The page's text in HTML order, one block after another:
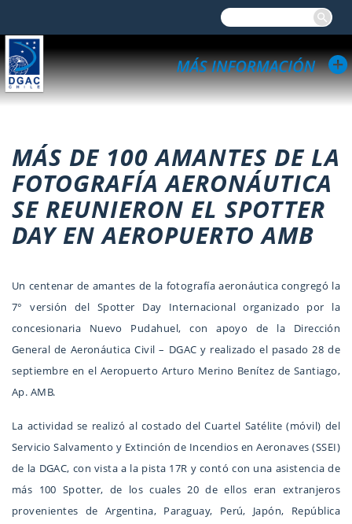
MÁS DE 100 AMANTES DE LA
FOTOGRAFÍA AERONÁUTICA
SE REUNIERON EL SPOTTER
DAY EN AEROPUERTO AMB
Un centenar de amantes de la fotografía aeronáutica congregó la
7° versión del Spotter Day Internacional organizado por la
concesionaria Nuevo Pudahuel, con apoyo de la Dirección
General de Aeronáutica Civil – DGAC y realizado el pasado 28 de
septiembre en el Aeropuerto Arturo Merino Benítez de Santiago,
Ap. AMB.
La actividad se realizó al costado del Cuartel Satélite (móvil) del
Servicio Salvamento y Extinción de Incendios en Aeronaves (SSEI)
de la DGAC, con vista a la pista 17R y contó con una asistencia de
más 100 Spotter, de los cuales 20 de ellos eran extranjeros
provenientes de Argentina, Paraguay, Perú, Japón, República